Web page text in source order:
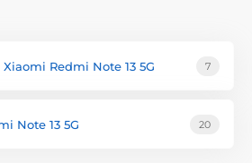
Redmi Note 13 5G 7
Note 13 5G 20